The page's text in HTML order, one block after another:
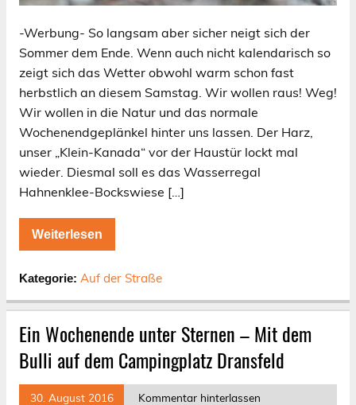
-Werbung- So langsam aber sicher neigt sich der
Sommer dem Ende. Wenn auch nicht kalendarisch so
zeigt sich das Wetter obwohl warm schon fast
herbstlich an diesem Samstag. Wir wollen raus! Weg!
Wir wollen in die Natur und das normale
Wochenendgeplänkel hinter uns lassen. Der Harz,
unser „Klein-Kanada“ vor der Haustür lockt mal
wieder. Diesmal soll es das Wasserregal
Hahnenklee-Bockswiese […]
Weiterlesen
Kategorie: Auf der Straße
Ein Wochenende unter Sternen – Mit dem
Bulli auf dem Campingplatz Dransfeld
30. August 2016 Kommentar hinterlassen